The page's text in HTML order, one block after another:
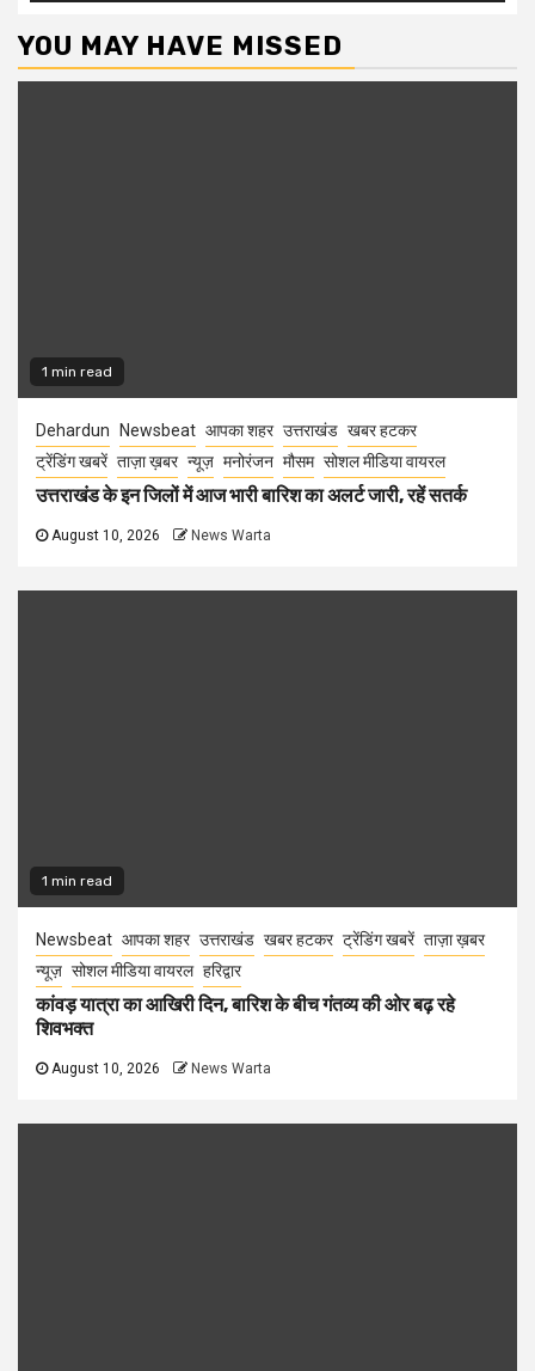
YOU MAY HAVE MISSED
1 min read
Dehardun Newsbeat आपका शहर उत्तराखंड खबर हटकर
ट्रेंडिंग खबरें ताज़ा ख़बर न्यूज़ मनोरंजन मौसम सोशल मीडिया वायरल
उत्तराखंड के इन जिलों में आज भारी बारिश का अलर्ट जारी, रहें सतर्क
August 10, 2026 News Warta
1 min read
Newsbeat आपका शहर उत्तराखंड खबर हटकर ट्रेंडिंग खबरें ताज़ा ख़बर
न्यूज़ सोशल मीडिया वायरल हरिद्वार
कांवड़ यात्रा का आखिरी दिन, बारिश के बीच गंतव्य की ओर बढ़ रहे
शिवभक्त
August 10, 2026 News Warta